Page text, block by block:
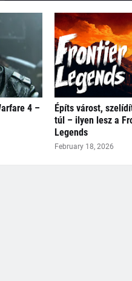
4 –
Építs várost,
túl – ilyen lesz a
Legends
February 18, 2026